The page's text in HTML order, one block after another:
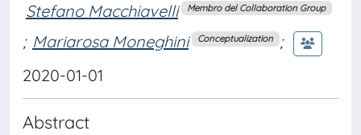
Stefano Macchiavelli Membro del Collaboration Group
; Mariarosa Moneghini Conceptualization ;
2020-01-01
Abstract